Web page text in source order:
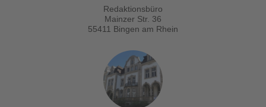
Redaktionsbüro
Mainzer Str. 36
55411 Bingen am Rhein